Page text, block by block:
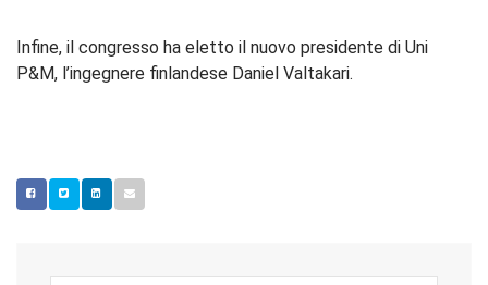
Infine, il congresso ha eletto il nuovo presidente di Uni
P&M, l’ingegnere finlandese Daniel Valtakari.